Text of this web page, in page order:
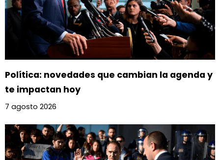
Política: novedades que cambian la agenda y
te impactan hoy
7 agosto 2026